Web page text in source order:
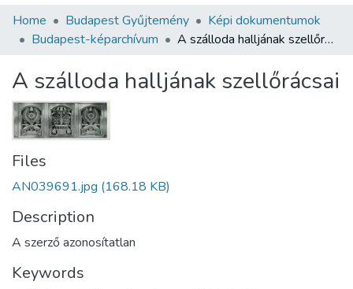
Communities & Collections
Statistics
About us
Home Budapest Gyűjtemény
Képi dokumentumok
Budapest-képarchívum
A szálloda halljának szellőrácsai
A szálloda halljának szellőrácsai
Files
AN039691.jpg (168.18 KB)
Description
A szerző azonosítatlan
Keywords